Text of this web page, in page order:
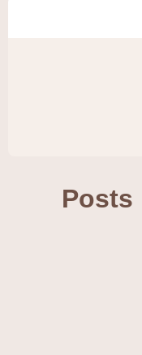
Posts